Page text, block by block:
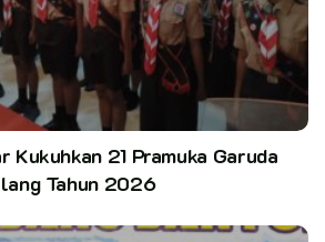
Kukuhkan 21 Pramuka Garuda
Tahun 2026